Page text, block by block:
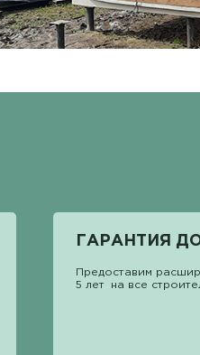
ГАРАНТИЯ
Предоставим
5 лет на все